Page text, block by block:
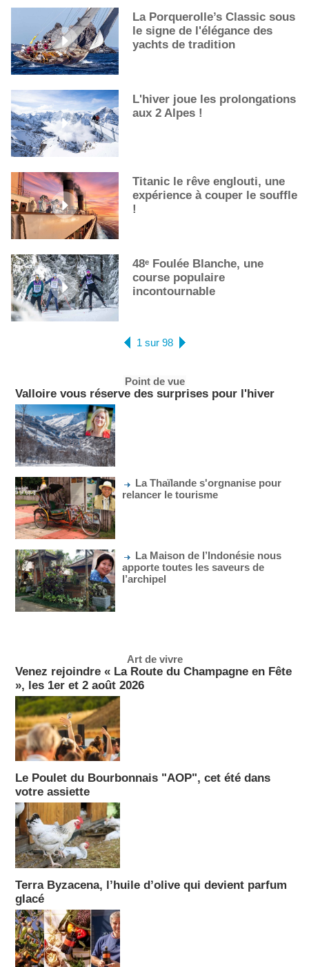
Les cocktails, stars de l’été
La première sélection des grappes du Guide Michelin
La Porquerolle’s Classic sous
le signe de l'élégance des
yachts de tradition
L'hiver joue les prolongations
aux 2 Alpes !
Titanic le rêve englouti, une
expérience à couper le souffle
!
48ᵉ Foulée Blanche, une
course populaire
incontournable
1 sur 98
Point de vue
Valloire vous réserve des surprises pour l'hiver
La Thaïlande s'orgnanise pour
relancer le tourisme
La Maison de l’Indonésie nous
apporte toutes les saveurs de
l’archipel
Art de vivre
Venez rejoindre « La Route du Champagne en Fête
», les 1er et 2 août 2026
Le Poulet du Bourbonnais "AOP", cet été dans
votre assiette
Terra Byzacena, l’huile d’olive qui devient parfum
glacé